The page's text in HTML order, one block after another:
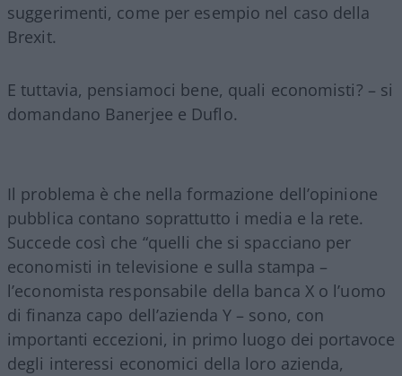
suggerimenti, come per esempio nel caso della
Brexit.
E tuttavia, pensiamoci bene, quali economisti? – si
domandano Banerjee e Duflo.
Il problema è che nella formazione dell’opinione
pubblica contano soprattutto i media e la rete.
Succede così che “quelli che si spacciano per
economisti in televisione e sulla stampa –
l’economista responsabile della banca X o l’uomo
di finanza capo dell’azienda Y – sono, con
importanti eccezioni, in primo luogo dei portavoce
degli interessi economici della loro azienda,